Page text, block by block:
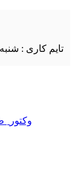
تایم کاری :
وکتور